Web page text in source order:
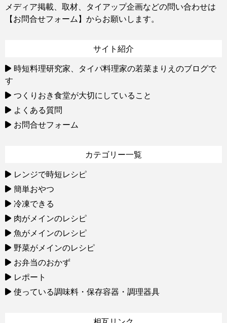
メディア掲載、取材、タイアップ企画などの問い合わせは
【お問合せフォーム】 からお願いします。
サイト紹介
時短料理研究家、タイパ料理家の若菜まりえのブログで
す
つくりおき食堂が大切にしていること
よくある質問
お問合せフォーム
カテゴリー一覧
レンジで時短レシピ
簡単おやつ
冷凍できる
肉がメインのレシピ
魚がメインのレシピ
野菜がメインのレシピ
お弁当のおかず
レポート
使っている調味料・保存容器・調理器具